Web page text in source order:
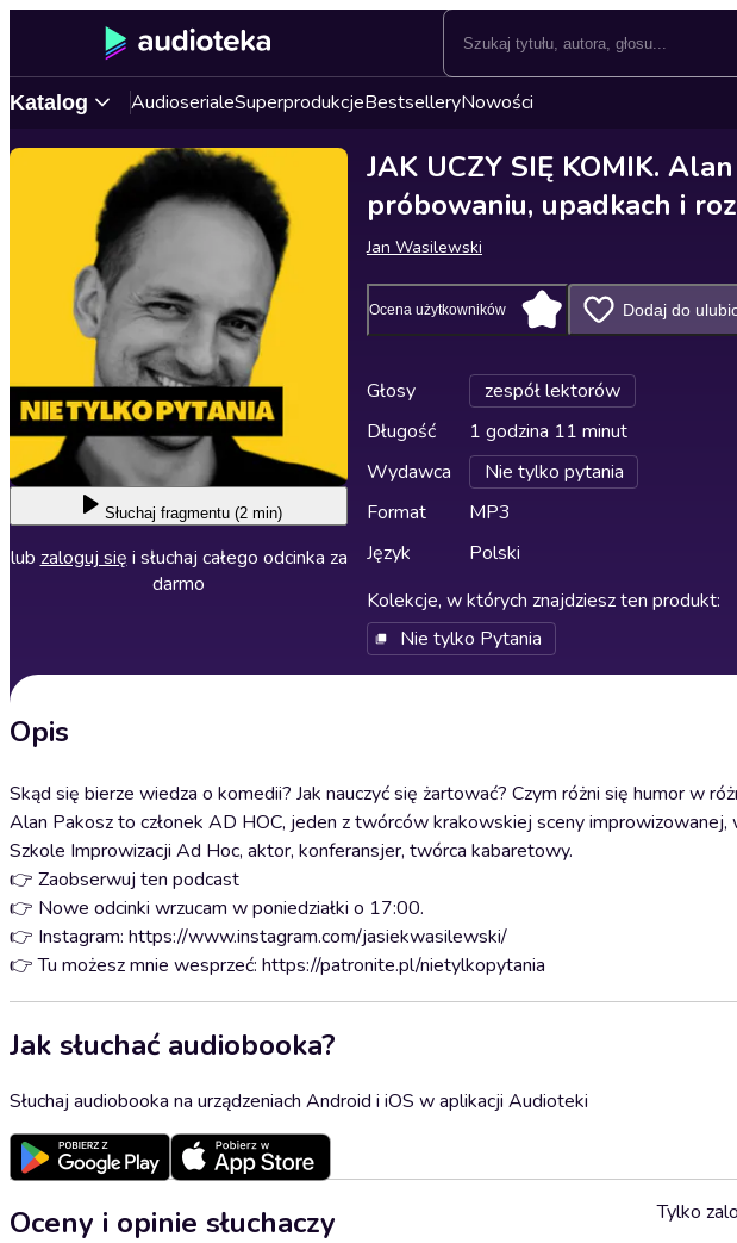
Katalog AudioserialeSuperprodukcjeBestselleryNowości
Słuchaj fragmentu (2 min)
lub zaloguj się i słuchaj całego odcinka za
darmo
JAK UCZY SIĘ KOMIK.
próbowaniu, upadkach i
Jan Wasilewski
Ocena użytkowników Dodaj do
Głosy
zespół lektorów
Długość
1 godzina 11 minut
Wydawca
Nie tylko pytania
Format
MP3
Język
Polski
Kolekcje, w których znajdziesz ten produkt:
Nie tylko Pytania
Opis
Skąd się bierze wiedza o komedii? Jak nauczyć się żartować? Czym różni się humor w
Alan Pakosz to członek AD HOC, jeden z twórców krakowskiej sceny
Szkole Improwizacji Ad Hoc, aktor, konferansjer, twórca kabaretowy.
👉 Zaobserwuj ten podcast
👉 Nowe odcinki wrzucam w poniedziałki o 17:00.
👉 Instagram: https://www.instagram.com/jasiekwasilewski/
👉 Tu możesz mnie wesprzeć: https://patronite.pl/nietylkopytania
Jak słuchać audiobooka?
Słuchaj audiobooka na urządzeniach Android i iOS w aplikacji Audioteki
Oceny i opinie słuchaczy Tylko